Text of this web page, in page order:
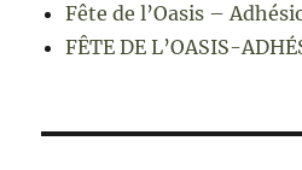
Fête de l’Oasis –
FÊTE DE L’OASIS-